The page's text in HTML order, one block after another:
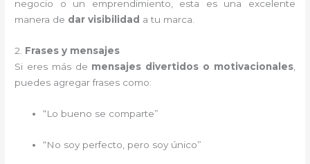
negocio o un emprendimiento, esta es una excelente
manera de dar visibilidad a tu marca.
2. Frases y mensajes
Si eres más de mensajes divertidos o motivacionales,
puedes agregar frases como:
“Lo bueno se comparte”
“No soy perfecto, pero soy único”